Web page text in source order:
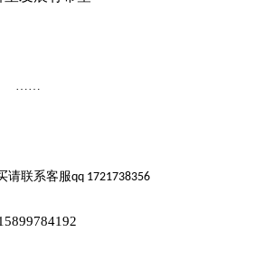
请联系客服qq 1721738356